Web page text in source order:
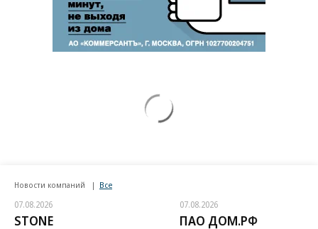
Новости компаний Все
07.08.2026
STONE
07.08.2026
ПАО ДОМ.РФ